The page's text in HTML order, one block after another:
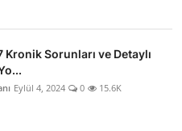
Kronik Sorunları ve Detaylı
Eylül 4, 2024 0 15.6K